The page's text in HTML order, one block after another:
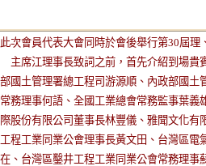
此次會員代表大會同時於會後舉行第30屆理
主席江理事長致詞之前，首先介紹到場貴
部國土管理署總工程司游源順、內政部國土
常務理事何語、全國工業總會常務監事葉義
際股份有限公司董事長林豐儀、雅聞文化有
工程工業同業公會理事長黃文田、台灣區電
在、台灣區鑿井工程工業同業公會常務理事